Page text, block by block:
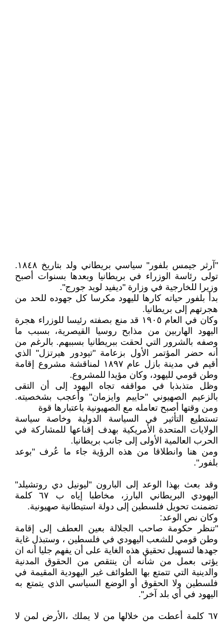
"آرثر جيمس بلفور" سياسي بريطاني ولد بتاريخ ١٨٤٨.
تولى رئاسة الوزراء في بريطانيا وبعدها بسنوات أصبح
وزيرا للخارجية في وزارة "ديفيد لويد جورج".
بدأ بلفور حياته كارها لليهود مكرسا كل جهوده للحد من
هجرتهم إلى بريطانيا.
وكان في العام ١٩٠٥ قد منع بصفته رئيسا للوزراء هجرة
اليهود الهاربين من مذابح روسيا القيصرية، بسبب ما
وصفه بالشرور التي لحقت ببريطانيا بسببهم. بالرغم من
أنه حضر المؤتمر الأول بزعامة "تيودور هيرتزل" الذي
أقيم في مدينة بازل عام ١٨٩٧ لمناقشة مشروع إقامة
وطن قومي لليهود، وكان مؤيدا للمشروع.
وظل متذبذبا في مواقفه تجاه اليهود إلى أن التقى
بالزعيم الصهيوني "حاييم وايزمان" وأعجب بشخصيته.
ومن وقتها أصبح تعامله مع الصهيونية باعتبارها قوة
تستطيع التأثير في السياسة الدولية وخاصة سياسة
الولايات المتحدة الأمريكية بهدف إقناعها للمشاركة في
الحرب العالمية الأولى إلى جانب بريطانيا.
ومن هنا وانطلاقا من هذه الرؤية جاء ما عُرف "بوعد
بلفور".
وقد بعث بهذا الوعد إلى البارون "ليونيل دي روتشيلد"
اليهودي البريطاني البارز، مخاطبا إياه ب ٦٧ كلمة
تضمنت تحويل فلسطين إلى دولة استيطانية صهيونية.
وكان نص الوعد:
"تنظر حكومة صاحب الجلالة بعين العطف إلى إقامة
وطن قومي للشعب اليهودي في فلسطين ، وستبذل غاية
جهدها لتسهيل تحقيق هذه الغاية على أن يفهم جليا أنه ان
يؤتى بعمل من شأنه أن ينتقص من الحقوق المدنية
والدينية التي تتمتع بها الطوائف غير اليهودية المقيمة في
فلسطين ولا الحقوق أو الوضع السياسي الذي يتمتع به
اليهود في أي بلد آخر".
٦٧ كلمة أعطت من خلالها من لا يملك ،الأرض لمن لا